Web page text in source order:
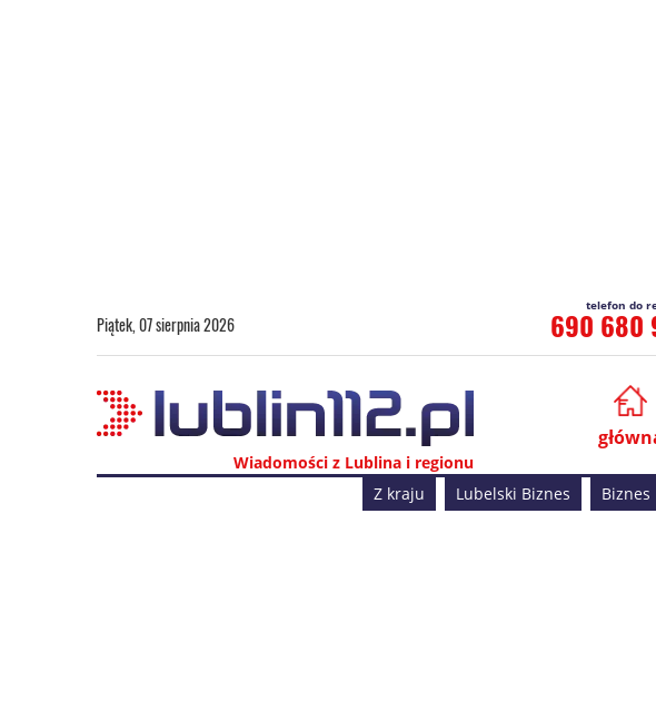
Piątek, 07 sierpnia 2026 690 680
Wiadomości z Lublina i regionu
Z kraju Lubelski Biznes Biznes